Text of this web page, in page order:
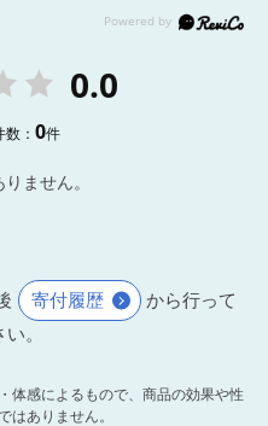
0.0
数：0件
ません。
寄付履歴
から行って
。
体感によるもので、商品の効果や性
はありません。